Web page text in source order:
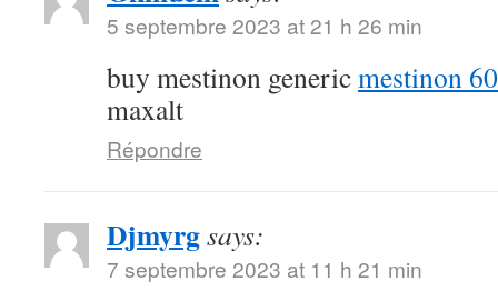
5 septembre 2023 at 21 h 26 min
buy mestinon genericmestinon
maxalt
Répondre
Djmyrgsays:
7 septembre 2023 at 11 h 21 min